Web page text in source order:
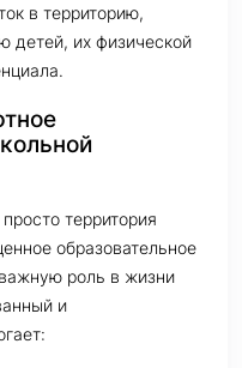
в территорию,
детей, их физической
территория
образовательное
важную роль в жизни
и